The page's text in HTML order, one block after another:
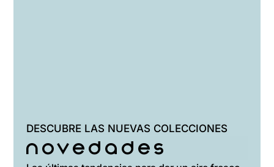
DESCUBRE LAS NUEVAS COLECCIONES
Novedades